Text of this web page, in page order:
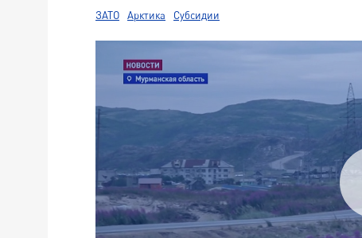
ЗАТО Арктика Субсидии